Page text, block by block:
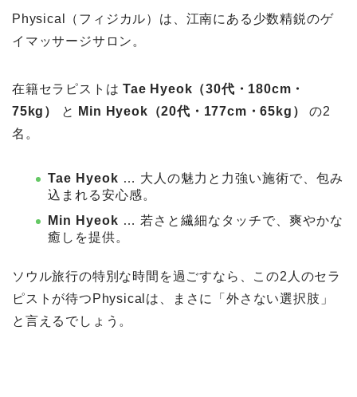
Physical（フィジカル）は、江南にある少数精鋭のゲ
イマッサージサロン。
在籍セラピストはTae Hyeok（30代・180cm・
75kg）
と Min Hyeok（20代・177cm・65kg）
の2
名。
Tae Hyeok … 大人の魅力と力強い施術で、包み
込まれる安心感。
Min Hyeok … 若さと繊細なタッチで、爽やかな
癒しを提供。
ソウル旅行の特別な時間を過ごすなら、この2人のセラ
ピストが待つPhysicalは、まさに「外さない選択肢」
と言えるでしょう。